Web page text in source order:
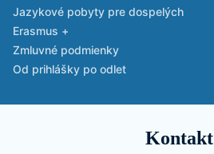
Jazykové pobyty pre dospelých
Erasmus +
Zmluvné podmienky
Od prihlášky po odlet
Kontakt